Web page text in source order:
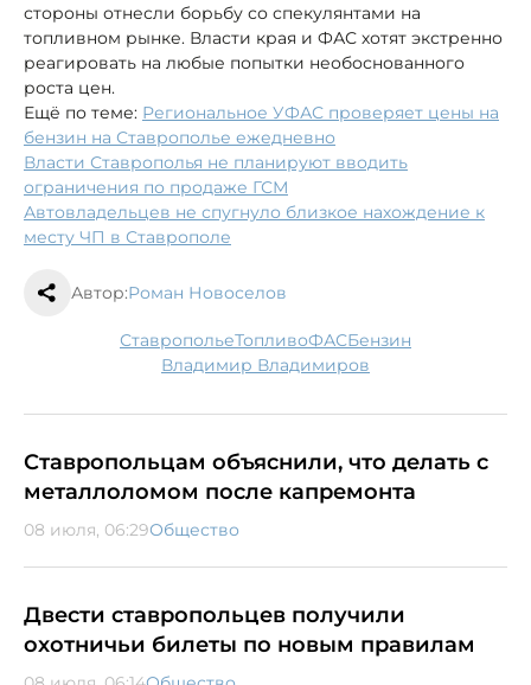
стороны отнесли борьбу со спекулянтами на
топливном рынке. Власти края и ФАС хотят экстренно
реагировать на любые попытки необоснованного
роста цен.
Ещё по теме: Региональное УФАС проверяет цены на
бензин на Ставрополье ежедневно
Власти Ставрополья не планируют вводить
ограничения по продаже ГСМ
Автовладельцев не спугнуло близкое нахождение к
месту ЧП в Ставрополе
Автор:Роман Новоселов
Ставрополье топливо ФАС бензин
Владимир Владимиров
Ставропольцам объяснили, что делать с
металлоломом после капремонта
08 июля, 06:29Общество
Двести ставропольцев получили
охотничьи билеты по новым правилам